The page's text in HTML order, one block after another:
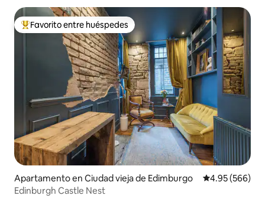
Favorito entre huéspedes preferido
Favorito entre huéspedes
Apartamento en Ciudad vieja de Edimburgo Calificación
4.95 (566)
Edinburgh Castle Nest